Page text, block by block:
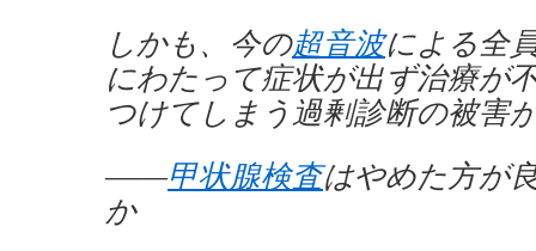
しかも、今の超音波による全
にわたって症状が出ず治療が
つけてしまう過剰診断の被害
――甲状腺検査はやめた方が
か